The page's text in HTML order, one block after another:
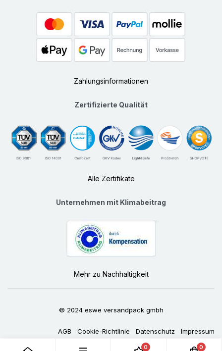
Zahlungsinformationen
Zertifizierte Qualität
Alle Zertifikate
Unternehmen mit Klimabeitrag
Mehr zu Nachhaltigkeit
© 2024 eswe versandpack gmbh
AGB Cookie-Richtlinie Datenschutz Impressum
0 0